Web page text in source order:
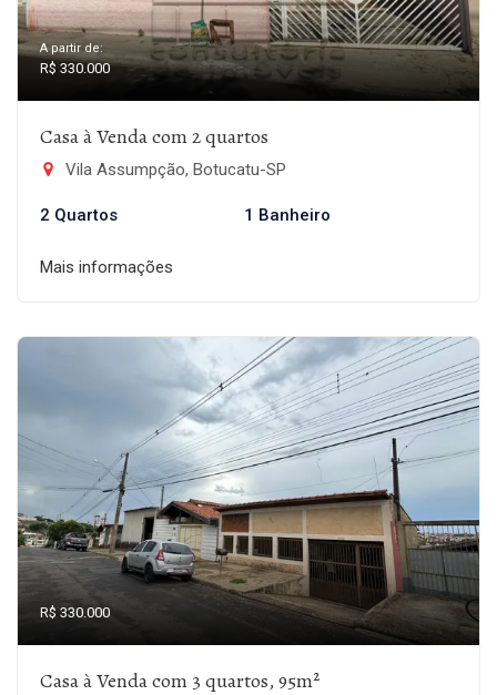
A partir de:
R$ 330.000
Casa à Venda com 2 quartos
Vila Assumpção, Botucatu-SP
2 Quartos 1 Banheiro
Mais informações
R$ 330.000
Casa à Venda com 3 quartos, 95m²